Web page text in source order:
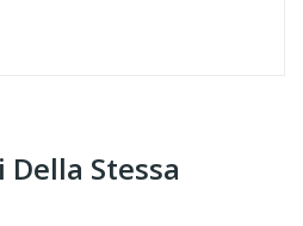
Stessa